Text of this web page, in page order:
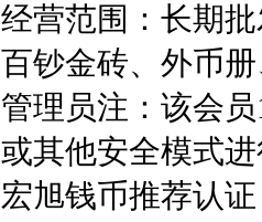
经营范围：长期
百钞金砖、外币
管理员注：该会
或其他安全模式
宏旭钱币推荐认证